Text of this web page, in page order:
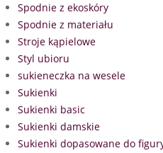
Spodnie z ekoskóry
Spodnie z materiału
Stroje kąpielowe
Styl ubioru
sukieneczka na wesele
Sukienki
Sukienki basic
Sukienki damskie
Sukienki dopasowane do